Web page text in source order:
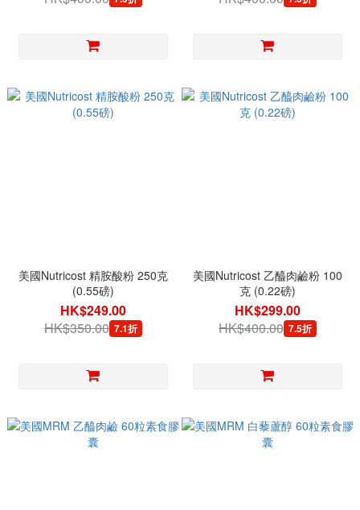
美國Nutricost 精胺酸粉 250克
(0.55磅)
HK$249.00
HK$350.00 7.1折
美國Nutricost 乙醯肉鹼粉 100
克 (0.22磅)
HK$299.00
HK$400.00 7.5折